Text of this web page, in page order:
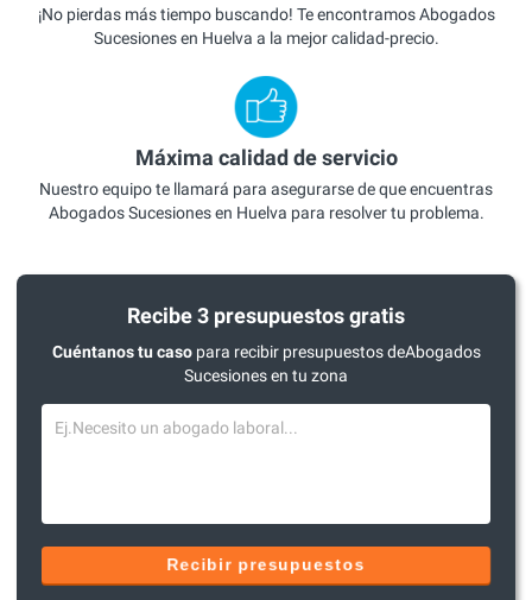
¡No pierdas más tiempo buscando! Te encontramos Abogados
Sucesiones en Huelva a la mejor calidad-precio.
Máxima calidad de servicio
Nuestro equipo te llamará para asegurarse de que encuentras
Abogados Sucesiones en Huelva para resolver tu problema.
Recibe 3 presupuestos gratis
Cuéntanos tu casopara recibir presupuestos deAbogados
Sucesiones en tu zona
Recibir presupuestos